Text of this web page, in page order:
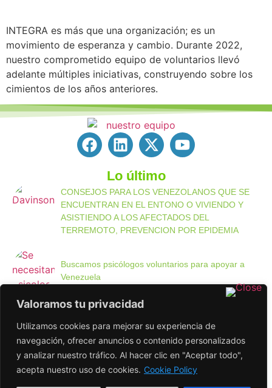
Valoramos tu privacidad
Utilizamos cookies para mejorar su experiencia de
navegación, ofrecer anuncios o contenido personalizados
y analizar nuestro tráfico. Al hacer clic en "Aceptar todo",
acepta nuestro uso de cookies. Cookie Policy
INTEGRA es más que una organización; es un
movimiento de esperanza y cambio. Durante 2022,
nuestro comprometido equipo de voluntarios llevó
adelante múltiples iniciativas, construyendo sobre los
cimientos de los años anteriores.
Lo último
CONSEJOS PARA LOS VENEZOLANOS QUE SE
ENCUENTRAN EN EL ENTONO O VIVIENDO Y
ASISTIENDO A LOS AFECTADOS DEL
TERREMOTO, PREVENCION POR EPIDEMIA
Buscamos psicólogos voluntarios para apoyar a
Venezuela
Compromiso de la Fundación INTEGRA
Enlaces de interés
Política de Privacidad